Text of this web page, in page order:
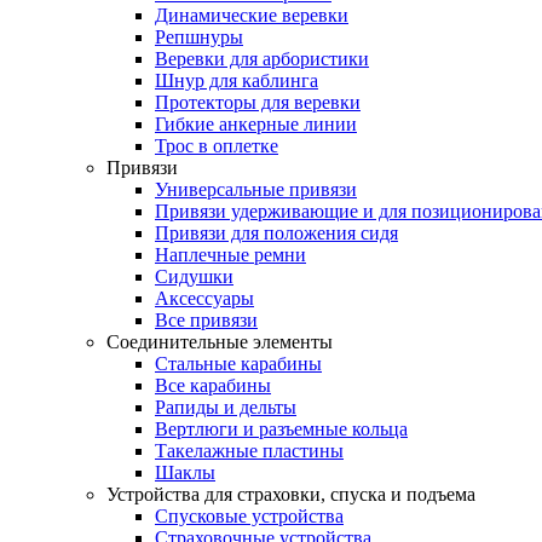
Динамические веревки
Репшнуры
Веревки для арбористики
Шнур для каблинга
Протекторы для веревки
Гибкие анкерные линии
Трос в оплетке
Привязи
Универсальные привязи
Привязи удерживающие и для
Привязи для положения сидя
Наплечные ремни
Сидушки
Аксессуары
Все привязи
Соединительные элементы
Стальные карабины
Все карабины
Рапиды и дельты
Вертлюги и разъемные кольца
Такелажные пластины
Шаклы
Устройства для страховки, спуска и подъема
Спусковые устройства
Страховочные устройства